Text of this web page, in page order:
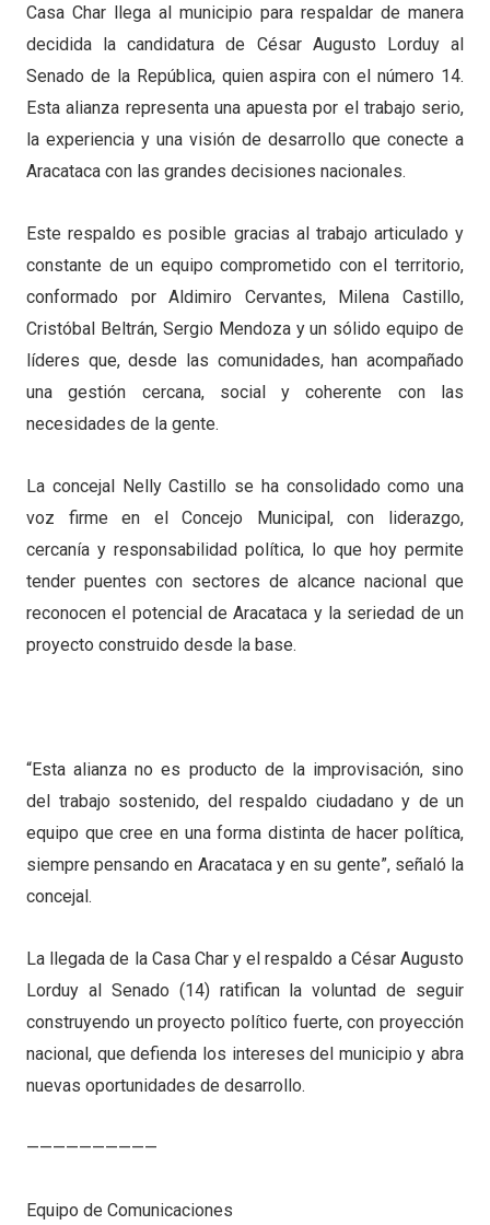
Casa Char llega al municipio para respaldar de manera
decidida la candidatura de César Augusto Lorduy al
Senado de la República, quien aspira con el número 14.
Esta alianza representa una apuesta por el trabajo serio,
la experiencia y una visión de desarrollo que conecte a
Aracataca con las grandes decisiones nacionales.
Este respaldo es posible gracias al trabajo articulado y
constante de un equipo comprometido con el territorio,
conformado por Aldimiro Cervantes, Milena Castillo,
Cristóbal Beltrán, Sergio Mendoza y un sólido equipo de
líderes que, desde las comunidades, han acompañado
una gestión cercana, social y coherente con las
necesidades de la gente.
La concejal Nelly Castillo se ha consolidado como una
voz firme en el Concejo Municipal, con liderazgo,
cercanía y responsabilidad política, lo que hoy permite
tender puentes con sectores de alcance nacional que
reconocen el potencial de Aracataca y la seriedad de un
proyecto construido desde la base.
“Esta alianza no es producto de la improvisación, sino
del trabajo sostenido, del respaldo ciudadano y de un
equipo que cree en una forma distinta de hacer política,
siempre pensando en Aracataca y en su gente”, señaló la
concejal.
La llegada de la Casa Char y el respaldo a César Augusto
Lorduy al Senado (14) ratifican la voluntad de seguir
construyendo un proyecto político fuerte, con proyección
nacional, que defienda los intereses del municipio y abra
nuevas oportunidades de desarrollo.
——————————
Equipo de Comunicaciones